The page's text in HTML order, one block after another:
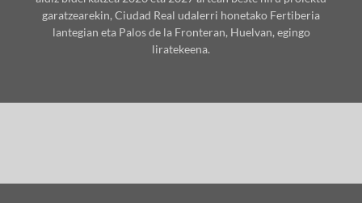
garatzearekin, Ciudad Real udalerri honetako Fertiberia
lantegian eta Palos de la Fronteran, Huelvan, egingo
liratekeena.